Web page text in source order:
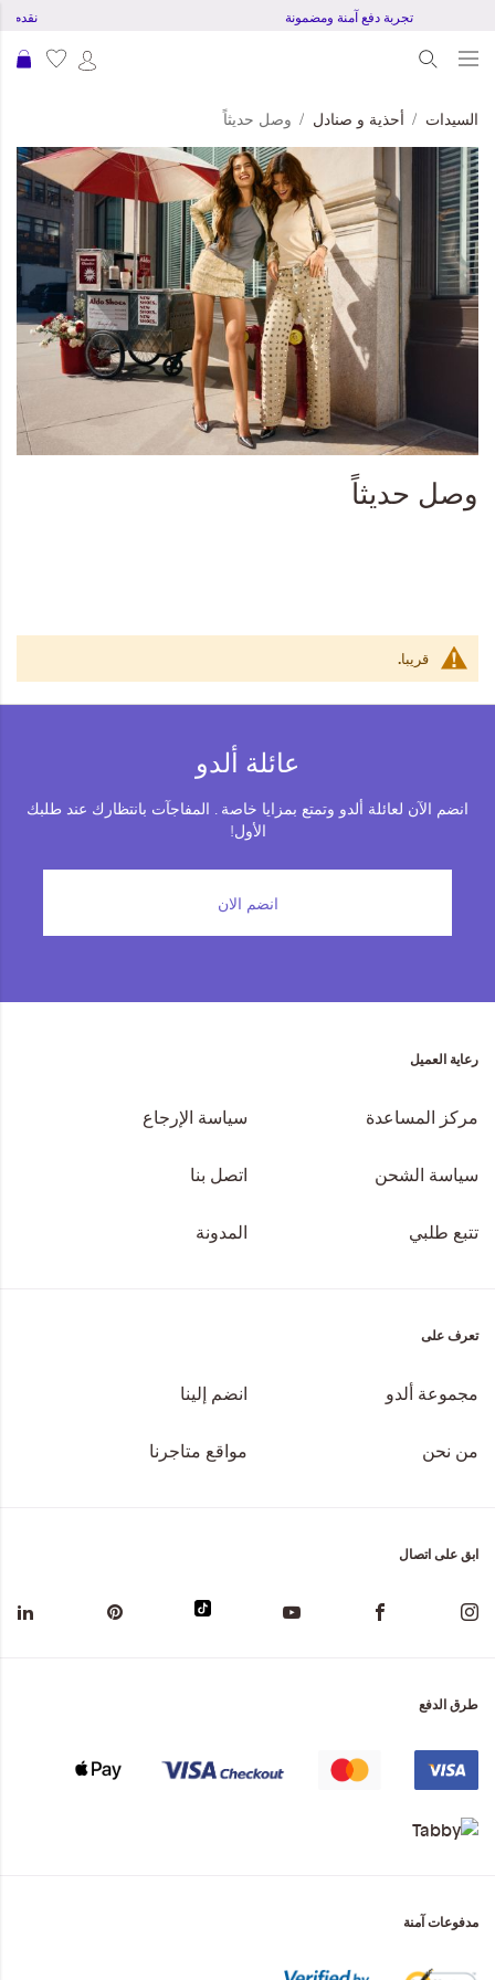
نقدم تجربة دفع آمنة ومضمونة
ملابس العمل
Leather Collection
إصدار السفر و الرحلات
السيدات أحذية و صنادل وصل حديثاً
وصل حديثاً
قريبا.
عائلة ألدو
انضم الآن لعائلة ألدو وتمتع بمزايا خاصة . المفاجآت بانتظارك عند طلبك
الأول!
انضم الان
رعاية العميل
مركز المساعدة سياسة الإرجاع
سياسة الشحن اتصل بنا
تتبع طلبي المدونة
تعرف على
مجموعة ألدو انضم إلينا
من نحن مواقع متاجرنا
ابق على اتصال
طرق الدفع
مدفوعات آمنة